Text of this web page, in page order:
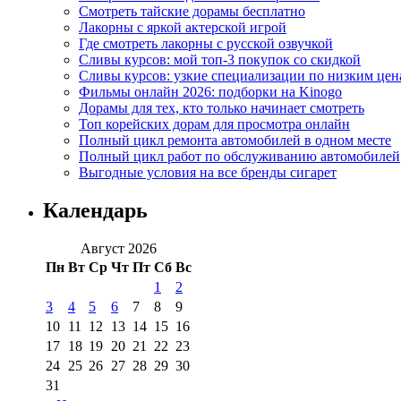
Смотреть тайские дорамы бесплатно
Лакорны с яркой актерской игрой
Где смотреть лакорны с русской озвучкой
Сливы курсов: мой топ-3 покупок со скидкой
Сливы курсов: узкие специализации по низким
Фильмы онлайн 2026: подборки на Kinogo
Дорамы для тех, кто только начинает смотреть
Топ корейских дорам для просмотра онлайн
Полный цикл ремонта автомобилей в одном месте
Полный цикл работ по обслуживанию автомобилей
Выгодные условия на все бренды сигарет
Календарь
Август 2026
Пн Вт Ср Чт Пт Сб Вс
1
2
3
4 5 6 7 8
9
10 11 12 13 14 15 16
17 18 19 20 21 22 23
24 25 26 27 28 29 30
31